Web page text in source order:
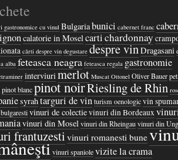
gastronomice cu vinul Bulgariabunici cabernet franc
calatorie in Mosel cartichardonnay
cărti despre vin degustare despre vinDragasani
alba feteasca neagra feteasca regala gastronomie
interviuri merlot Muscat Ottonel Oliver Bauer
pinot blancpinot noirRiesling de Rhin
syrahtarguri de vinturism oenologicvin
vinuri de colectievinuri din Bordeaux
vinuri din Mosel vinuri din Rheingauvinuri din
frantuzesti vinuri romanesti bune
vinuri spaniolevizite la crama